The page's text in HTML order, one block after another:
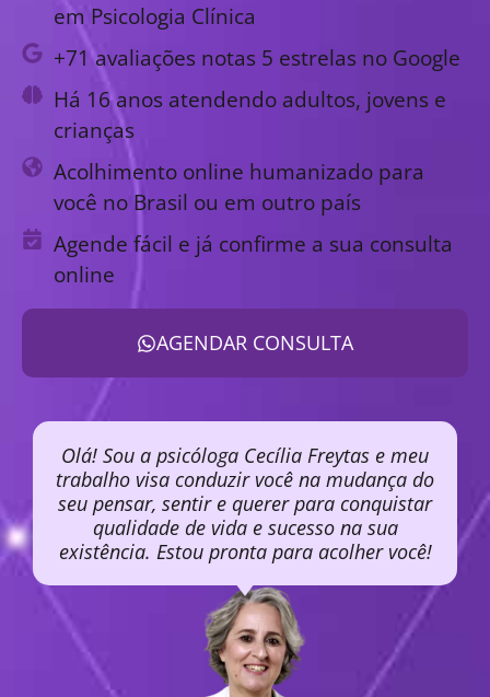
em Psicologia Clínica
+71 avaliações notas 5 estrelas no Google
Há 16 anos atendendo adultos, jovens e
crianças
Acolhimento online humanizado para
você no Brasil ou em outro país
Agende fácil e já confirme a sua consulta
online
AGENDAR CONSULTA
Olá! Sou a psicóloga Cecília Freytas e meu
trabalho visa conduzir você na mudança do
seu pensar, sentir e querer para conquistar
qualidade de vida e sucesso na sua
existência. Estou pronta para acolher você!